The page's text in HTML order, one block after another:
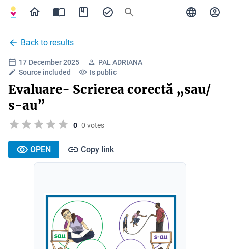
Back to results
17 December 2025
PAL ADRIANA
Source included
Is public
Evaluare- Scrierea corectă „sau/
s-au”
0 0 votes
OPEN Copy link